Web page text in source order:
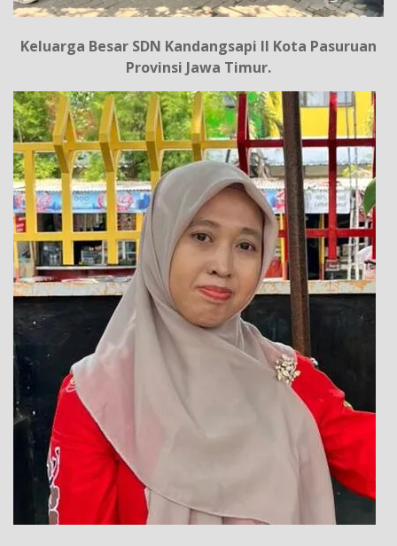
Keluarga Besar SDN Kandangsapi II Kota Pasuruan
Provinsi Jawa Timur.